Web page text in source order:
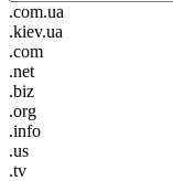
.com.ua
.kiev.ua
.com
.net
.biz
.org
.info
.us
.tv